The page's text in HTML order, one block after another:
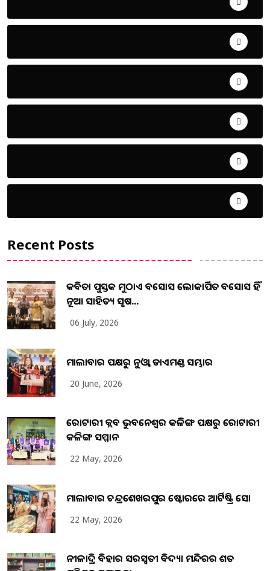
Recent Posts
କବିତା ପୁସ୍ତକ ମୁଠାଏ ଅବସୋସ ଲୋକାର୍ପିତ ଅବସୋସ ହିଁ
ନୂଆ ସାହିତ୍ୟ ସୃଷ...
06 July, 2026
ମାଲାବାର ପକ୍ଷରୁ ନୁଓ୍ବା ଡାଏମଣ୍ଡ ସମ୍ଭାର
20 June, 2026
ରୋଟାରୀ କ୍ଲବ ଭୁବନେଶ୍ୱର କଳିଙ୍ଗ ପକ୍ଷରୁ ରୋଟାରୀ
କଳିଙ୍ଗ ସମ୍ମାନ
22 May, 2026
ମାଲାବାର ଚନ୍ଦ୍ରଶେଖରପୁର ଷ୍ଟୋରରେ ଆର୍ଟିଷ୍ଟ୍ରି ସୋ
22 May, 2026
ନୀଳାଦ୍ରି ବିହାର ସରସ୍ୱତୀ ବିଦ୍ୟା ମନ୍ଦିରର ଶତ